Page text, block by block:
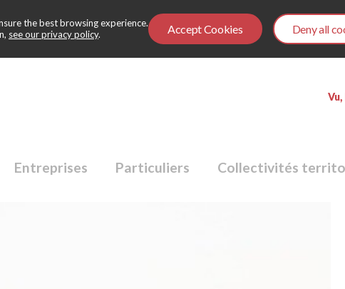
the best browsing experience.
see our privacy policy. Accept Cookies Deny all
Navigation
Entreprises Particuliers Collectivités